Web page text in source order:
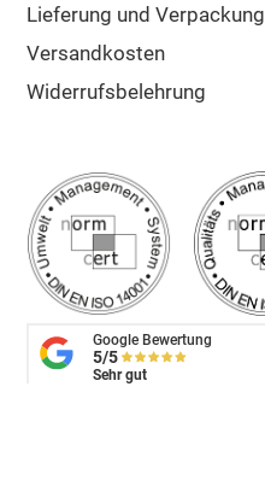
Lieferung und Verpackung
Versandkosten
Widerrufsbelehrung
Google Bewertung
5/5
Sehr gut